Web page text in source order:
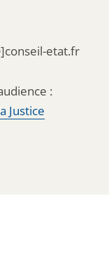
etat.fr
:
Justice